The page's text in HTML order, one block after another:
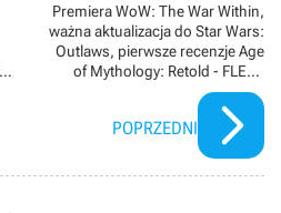
Premiera WoW: The War Within,
ważna aktualizacja do Star Wars:
Outlaws, pierwsze recenzje Age
of Mythology: Retold - FLESZ
tvgry
POPRZEDNI